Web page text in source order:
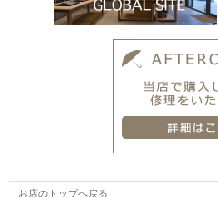
お店のトップへ戻る